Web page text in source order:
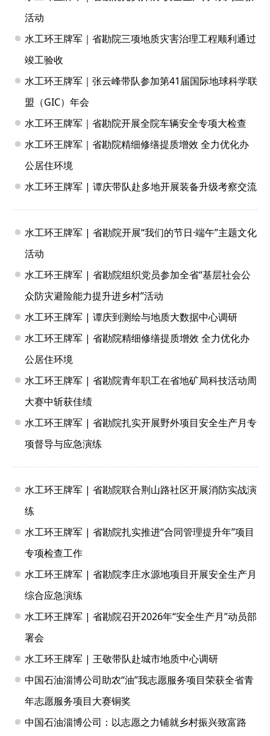
活动
水工环王牌军｜省勘院三项地质灾害治理工程顺利通过
竣工验收
水工环王牌军｜张云峰带队参加第41届国际地球科学联
盟（GIC）年会
水工环王牌军｜省勘院开展全院车辆安全专项大检查
水工环王牌军｜省勘院精细修缮提质增效 全力优化办
公居住环境
水工环王牌军 | 谭庆带队赴多地开展装备升级考察交流
水工环王牌军 | 省勘院开展“我们的节日·端午”主题文化
活动
水工环王牌军 | 省勘院组织党员参加全省“基层社会公
众防灾避险能力提升进乡村”活动
水工环王牌军 | 谭庆到测绘与地质大数据中心调研
水工环王牌军 | 省勘院精细修缮提质增效 全力优化办
公居住环境
水工环王牌军 | 省勘院青年职工在省地矿局科技活动周
大赛中斩获佳绩
水工环王牌军 | 省勘院扎实开展野外项目安全生产月专
项督导与应急演练
水工环王牌军 | 省勘院联合荆山路社区开展消防实战演
练
水工环王牌军 | 省勘院扎实推进“合同管理提升年”项目
专项检查工作
水工环王牌军 | 省勘院李庄水源地项目开展安全生产月
综合应急演练
水工环王牌军 | 省勘院召开2026年“安全生产月”动员部
署会
水工环王牌军 | 王敬带队赴城市地质中心调研
中国石油淄博公司助农“油”我志愿服务项目荣获全省青
年志愿服务项目大赛铜奖
中国石油淄博公司：以志愿之力铺就乡村振兴致富路